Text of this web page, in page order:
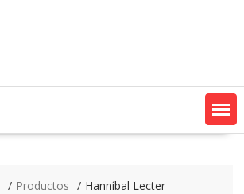
Productos Hanníbal Lecter